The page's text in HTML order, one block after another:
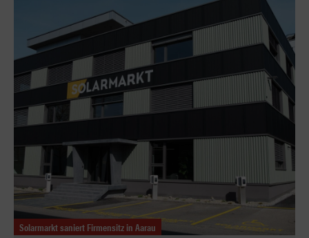
Solarmarkt saniert Firmensitz in Aarau